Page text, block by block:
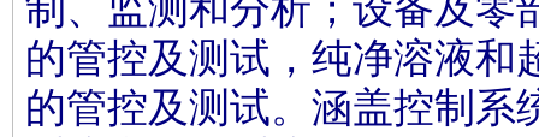
制、监测和分析；设备及零
的管控及测试，纯净溶液和
的管控及测试。涵盖控制系